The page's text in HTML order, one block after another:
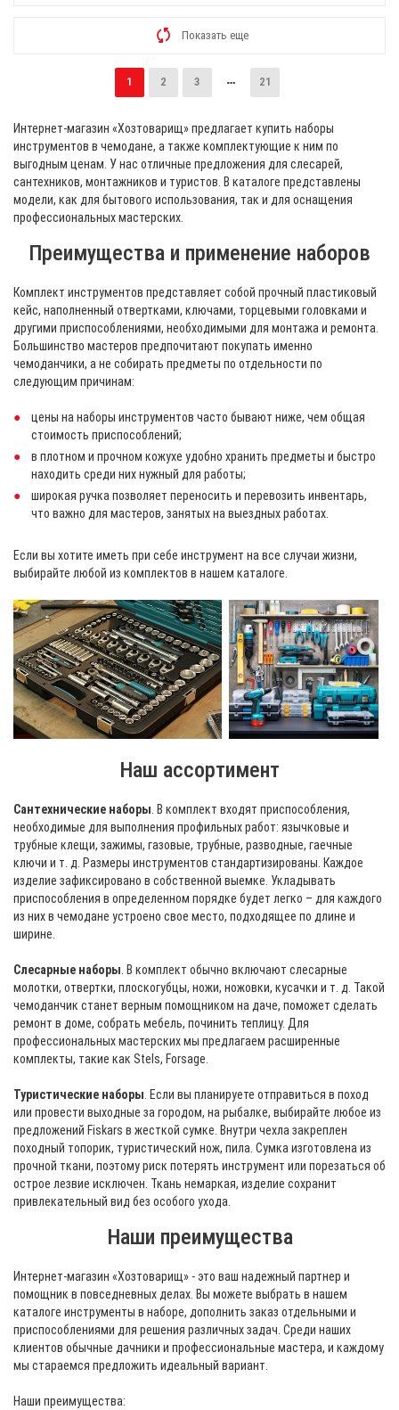
Показать еще
1 2 3 21
Интернет-магазин «Хозтоварищ» предлагает купить наборы
инструментов в чемодане, а также комплектующие к ним по
выгодным ценам. У нас отличные предложения для слесарей,
сантехников, монтажников и туристов. В каталоге представлены
модели, как для бытового использования, так и для оснащения
профессиональных мастерских.
Преимущества и применение наборов
Комплект инструментов представляет собой прочный пластиковый
кейс, наполненный отвертками, ключами, торцевыми головками и
другими приспособлениями, необходимыми для монтажа и ремонта.
Большинство мастеров предпочитают покупать именно
чемоданчики, а не собирать предметы по отдельности по
следующим причинам:
цены на наборы инструментов часто бывают ниже, чем общая
стоимость приспособлений;
в плотном и прочном кожухе удобно хранить предметы и быстро
находить среди них нужный для работы;
широкая ручка позволяет переносить и перевозить инвентарь,
что важно для мастеров, занятых на выездных работах.
Если вы хотите иметь при себе инструмент на все случаи жизни,
выбирайте любой из комплектов в нашем каталоге.
Наш ассортимент
Сантехнические наборы . В комплект входят приспособления,
необходимые для выполнения профильных работ: язычковые и
трубные клещи, зажимы, газовые, трубные, разводные, гаечные
ключи и т. д. Размеры инструментов стандартизированы. Каждое
изделие зафиксировано в собственной выемке. Укладывать
приспособления в определенном порядке будет легко – для каждого
из них в чемодане устроено свое место, подходящее по длине и
ширине.
Слесарные наборы . В комплект обычно включают слесарные
молотки, отвертки, плоскогубцы, ножи, ножовки, кусачки и т. д. Такой
чемоданчик станет верным помощником на даче, поможет сделать
ремонт в доме, собрать мебель, починить теплицу. Для
профессиональных мастерских мы предлагаем расширенные
комплекты, такие как Stels, Forsage.
Туристические наборы . Если вы планируете отправиться в поход
или провести выходные за городом, на рыбалке, выбирайте любое из
предложений Fiskars в жесткой сумке. Внутри чехла закреплен
походный топорик, туристический нож, пила. Сумка изготовлена из
прочной ткани, поэтому риск потерять инструмент или порезаться об
острое лезвие исключен. Ткань немаркая, изделие сохранит
привлекательный вид без особого ухода.
Наши преимущества
Интернет-магазин «Хозтоварищ» - это ваш надежный партнер и
помощник в повседневных делах. Вы можете выбрать в нашем
каталоге инструменты в наборе, дополнить заказ отдельными и
приспособлениями для решения различных задач. Среди наших
клиентов обычные дачники и профессиональные мастера, и каждому
мы стараемся предложить идеальный вариант.
Наши преимущества: